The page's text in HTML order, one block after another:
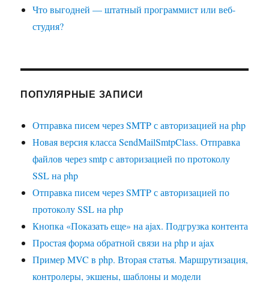
Что выгодней — штатный программист или веб-
студия?
ПОПУЛЯРНЫЕ ЗАПИСИ
Отправка писем через SMTP с авторизацией на php
Новая версия класса SendMailSmtpClass. Отправка
файлов через smtp с авторизацией по протоколу
SSL на php
Отправка писем через SMTP с авторизацией по
протоколу SSL на php
Кнопка «Показать еще» на ajax. Подгрузка контента
Простая форма обратной связи на php и ajax
Пример MVC в php. Вторая статья. Маршрутизация,
контролеры, экшены, шаблоны и модели